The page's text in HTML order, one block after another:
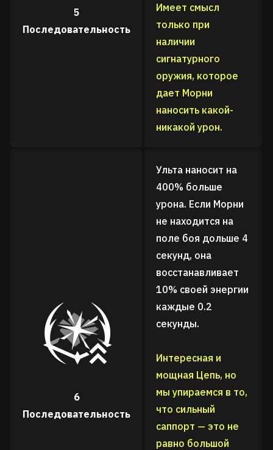
5
Последовательность
Имеет смысл
только при
наличии
сигнатурного
оружия, которое
дает Морни
наносить какой-
никакой урон.
6
Последовательность
Ульта наносит на
400% больше
урона. Если Морни
не находится на
поле боя дольше 4
секунд, она
восстанавливает
10% своей энергии
каждые 0.2
секунды.
Интересная и
мощная Цепь, но
мы упираемся в то,
что сильный
саппорт — это не
равно большой